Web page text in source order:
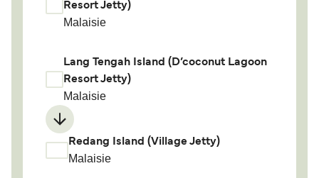
Resort Jetty)
Malaisie
Lang Tengah Island (D’coconut Lagoon
Resort Jetty)
Malaisie
Redang Island (Village Jetty)
Malaisie